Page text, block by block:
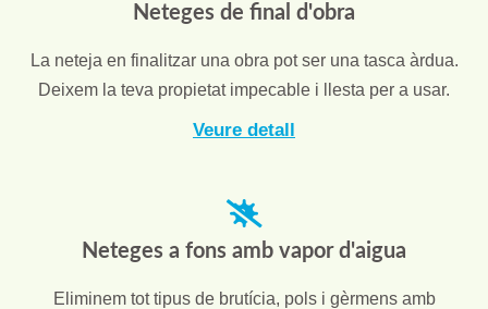
Neteges de final d'obra
La neteja en finalitzar una obra pot ser una tasca àrdua.
Deixem la teva propietat impecable i llesta per a usar.
Veure detall
Neteges a fons amb vapor d'aigua
Eliminem tot tipus de brutícia, pols i gèrmens amb